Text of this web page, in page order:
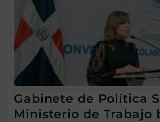
Gabinete de Política
Ministerio de Trabajo